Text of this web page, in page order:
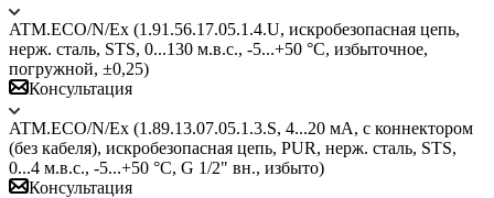
ATM.ECO/N/Ex (1.91.56.17.05.1.4.U, искробезопасная цепь,
нерж. сталь, STS, 0...130 м.в.с., -5...+50 °C, избыточное,
погружной, ±0,25)
Консультация
ATM.ECO/N/Ex (1.89.13.07.05.1.3.S, 4...20 мА, с коннектором
(без кабеля), искробезопасная цепь, PUR, нерж. сталь, STS,
0...4 м.в.с., -5...+50 °C, G 1/2" вн., избыто)
Консультация